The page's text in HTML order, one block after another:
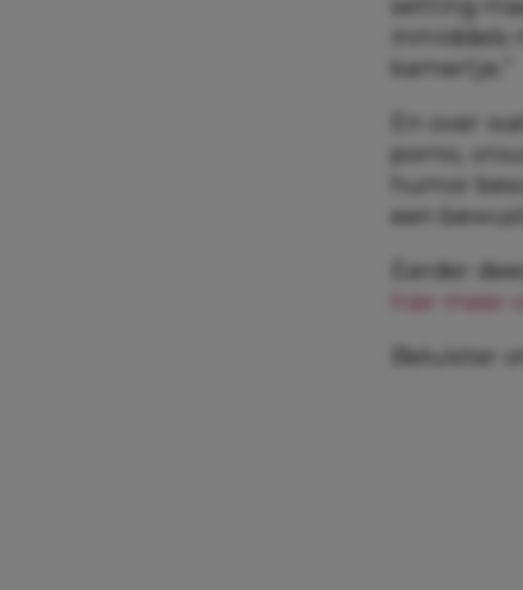
inmiddels
kamertje.”
En over
porno,
humor
een
Eerder
hier meer
Beluister